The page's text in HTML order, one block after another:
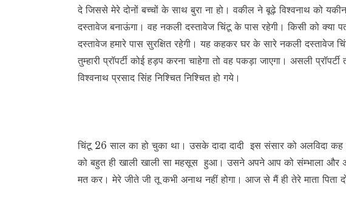
दे जिससे मेरे दोनों बच्चों के साथ बुरा ना हो। वकील ने बूढ़े विश्वनाथ को
दस्तावेज बनाऊंगा। वह नकली दस्तावेज चिंटू के पास रहेगी। किसी को
दस्तावेज हमारे पास सुरक्षित रहेगी। यह कहकर घर के सारे नकली
तुम्हारी प्रॉपर्टी कोई हड़प करना चाहेगा तो वह पकड़ा जाएगा। असली
विश्वनाथ प्रसाद सिंह निश्चित निश्चित हो गये।
चिंटू 26 साल का हो चुका था। उसके दादा दादी इस संसार को अलविदा
को बहुत ही खाली खाली सा महसूस हुआ। उसने अपने आप को संम्भाला और
मत कर। मेरे जीते जी तू कभी अनाथ नहीं होगा। आज से मैं ही तेरे माता पिता